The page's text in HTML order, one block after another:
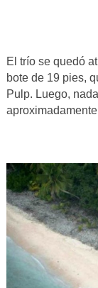
El trío se quedó
bote de 19 pies,
Pulp. Luego,